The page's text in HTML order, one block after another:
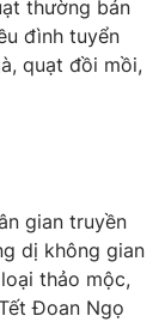
thường bán
đình tuyển
quạt đồi mồi,
gian truyền
dị không gian
thảo mộc,
Đoan Ngọ